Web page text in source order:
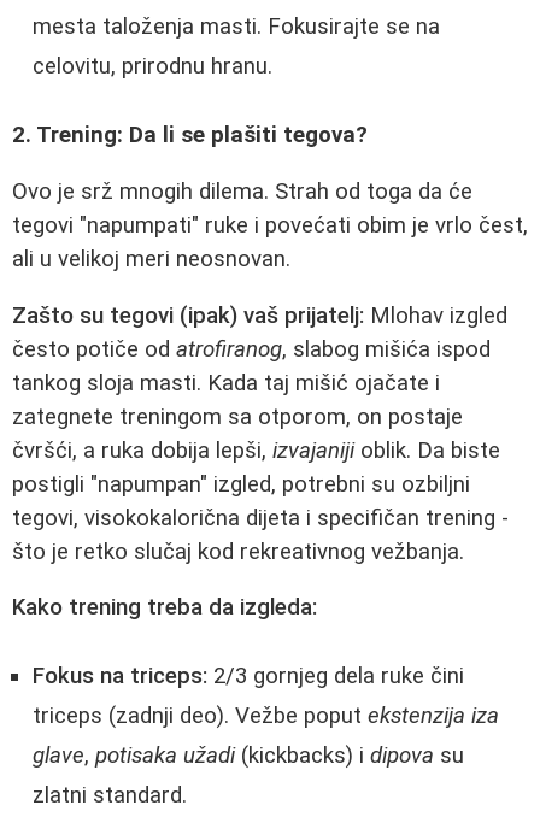
mesta taloženja masti. Fokusirajte se na
celovitu, prirodnu hranu.
2. Trening: Da li se plašiti tegova?
Ovo je srž mnogih dilema. Strah od toga da će
tegovi "napumpati" ruke i povećati obim je vrlo čest,
ali u velikoj meri neosnovan.
Zašto su tegovi (ipak) vaš prijatelj: Mlohav izgled
često potiče od atrofiranog, slabog mišića ispod
tankog sloja masti. Kada taj mišić ojačate i
zategnete treningom sa otporom, on postaje
čvršći, a ruka dobija lepši, izvajanijioblik. Da biste
postigli "napumpan" izgled, potrebni su ozbiljni
tegovi, visokokalorična dijeta i specifičan trening -
što je retko slučaj kod rekreativnog vežbanja.
Kako trening treba da izgleda:
Fokus na triceps: 2/3 gornjeg dela ruke čini
triceps (zadnji deo). Vežbe poput ekstenzija iza
glave, potisaka užadi(kickbacks) i dipova su
zlatni standard.